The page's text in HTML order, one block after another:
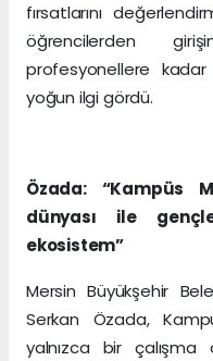
fırsatlarını
öğrencilerden
profesyonellere kadar
yoğun ilgi gördü.
Özada: “Kampüs
dünyası ile
ekosistem”
Mersin Büyükşehir
Serkan Özada,
yalnızca bir